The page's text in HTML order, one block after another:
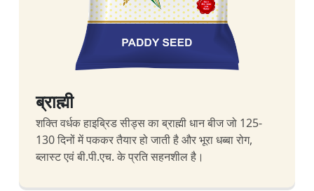
ब्राह्मी
शक्ति वर्धक हाइब्रिड सीड्स का ब्राह्मी धान बीज जो 125-
130 दिनों में पककर तैयार हो जाती है और भूरा धब्बा रोग,
ब्लास्ट एवं बी.पी.एच. के प्रति सहनशील है।